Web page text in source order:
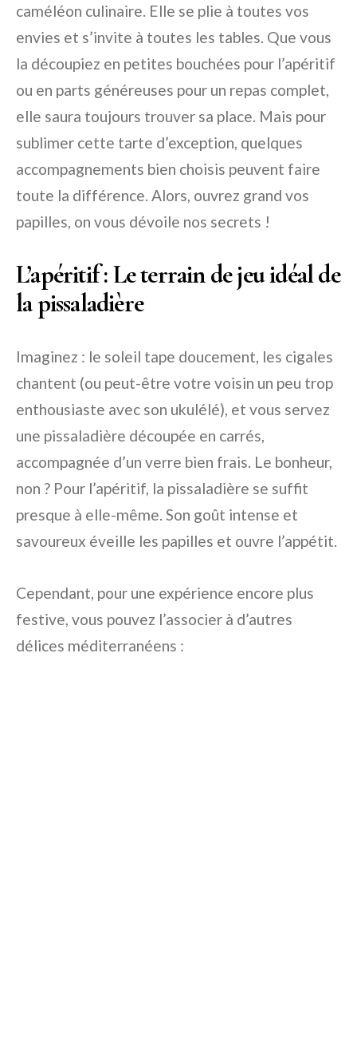
caméléon culinaire. Elle se plie à toutes vos
envies et s’invite à toutes les tables. Que vous
la découpiez en petites bouchées pour l’apéritif
ou en parts généreuses pour un repas complet,
elle saura toujours trouver sa place. Mais pour
sublimer cette tarte d’exception, quelques
accompagnements bien choisis peuvent faire
toute la différence. Alors, ouvrez grand vos
papilles, on vous dévoile nos secrets !
L’apéritif : Le terrain de jeu idéal de
la pissaladière
Imaginez : le soleil tape doucement, les cigales
chantent (ou peut-être votre voisin un peu trop
enthousiaste avec son ukulélé), et vous servez
une pissaladière découpée en carrés,
accompagnée d’un verre bien frais. Le bonheur,
non ? Pour l’apéritif, la pissaladière se suffit
presque à elle-même. Son goût intense et
savoureux éveille les papilles et ouvre l’appétit.
Cependant, pour une expérience encore plus
festive, vous pouvez l’associer à d’autres
délices méditerranéens :